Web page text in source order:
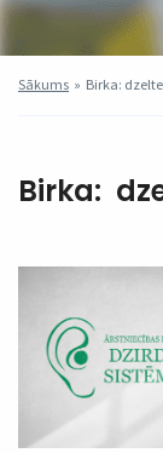
Sākums » Birka: dzelte
Birka: